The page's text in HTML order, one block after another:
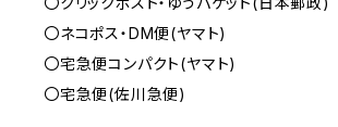
〇ネコポス・DM便(ヤマト)
〇宅急便コンパクト(ヤマト)
〇宅急便(佐川急便)